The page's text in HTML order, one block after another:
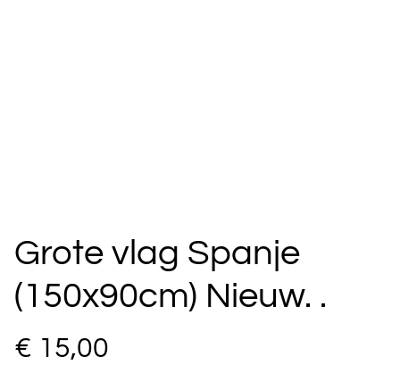
Grote vlag Spanje
(150x90cm) Nieuw. .
€ 15,00